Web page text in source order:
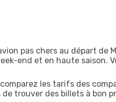
pas chers au départ de
end et en haute saison.
les tarifs des
trouver des billets à bon